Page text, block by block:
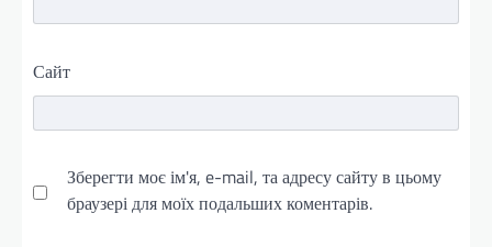
Сайт
Зберегти моє ім'я, e-mail, та адресу сайту в цьому
браузері для моїх подальших коментарів.